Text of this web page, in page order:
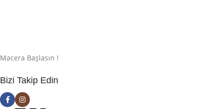
Macera Başlasın !
Bizi Takip Edin